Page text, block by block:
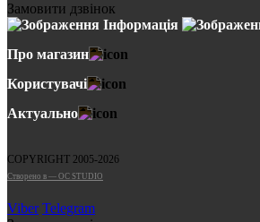
Замовити дзвінок
Інформація
Про магазин
Користувачі
Актуально
COPYRIGHT 2005-2026
Cтворено в — OC STUDIO
Viber Telegram